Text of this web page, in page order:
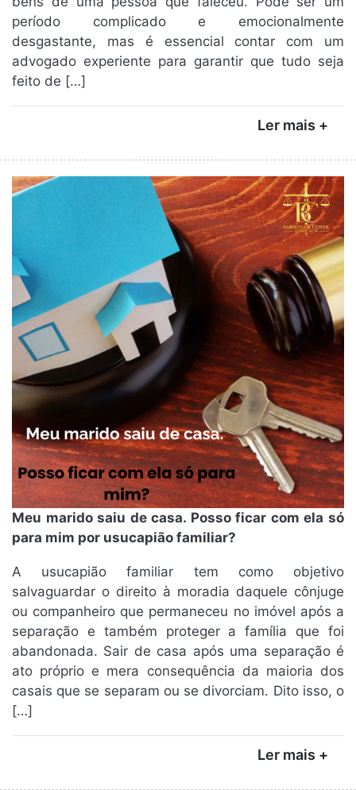
período complicado e emocionalmente
desgastante, mas é essencial contar com um
advogado experiente para garantir que tudo seja
feito de […]
Ler mais +
Meu marido saiu de casa. Posso ficar com ela só
para mim por usucapião familiar?
A usucapião familiar tem como objetivo
salvaguardar o direito à moradia daquele cônjuge
ou companheiro que permaneceu no imóvel após a
separação e também proteger a família que foi
abandonada. Sair de casa após uma separação é
ato próprio e mera consequência da maioria dos
casais que se separam ou se divorciam. Dito isso, o
[…]
Ler mais +